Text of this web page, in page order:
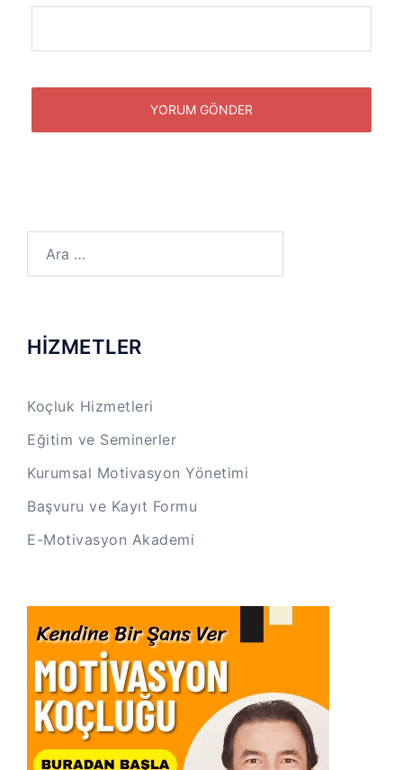
HİZMETLER
Koçluk Hizmetleri
Eğitim ve Seminerler
Kurumsal Motivasyon Yönetimi
Başvuru ve Kayıt Formu
E-Motivasyon Akademi